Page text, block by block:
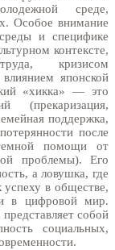
среде,
Особое внимание
и специфике
контексте,
кризисом
японской
«хикка» — это
(прекаризация,
поддержка,
после
помощи от
проблемы). Его
а ловушка, где
в обществе,
в цифровой мир.
собой
социальных,